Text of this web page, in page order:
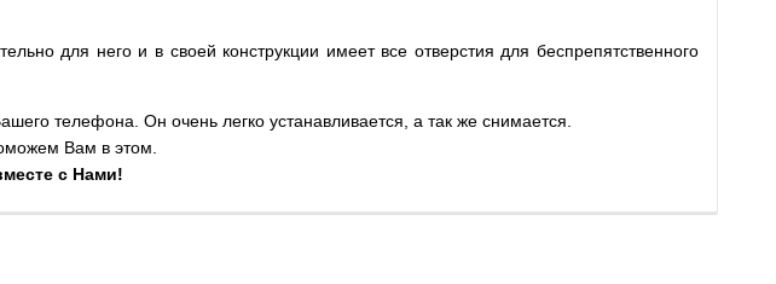
для него и в своей конструкции имеет все отверстия для беспрепятственного
телефона. Он очень легко устанавливается, а так же снимается.
Вам в этом.
с Нами!